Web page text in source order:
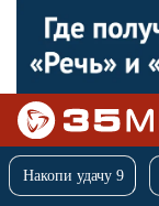
Накопи удачу 9